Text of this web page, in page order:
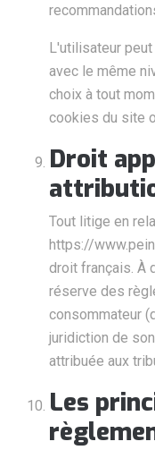
L'utilisateur
avec le même
choix à tout
cookies du site
Droit
Tout litige en
https://
droit français. À
réserve des
consommateur
juridiction de
attribuée aux
Les